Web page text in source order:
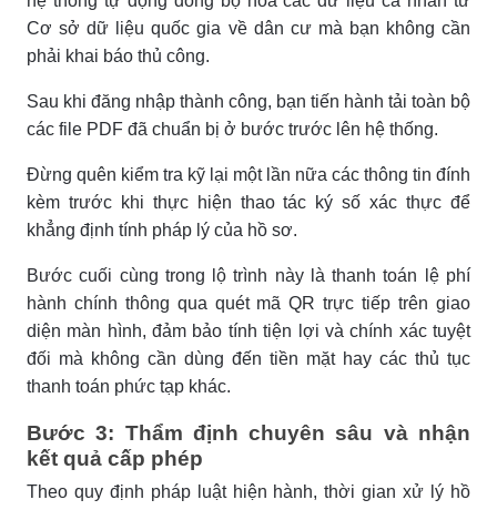
Cơ sở dữ liệu quốc gia về dân cư mà bạn không cần
phải khai báo thủ công.
Sau khi đăng nhập thành công, bạn tiến hành tải toàn bộ
các file PDF đã chuẩn bị ở bước trước lên hệ thống.
Đừng quên kiểm tra kỹ lại một lần nữa các thông tin đính
kèm trước khi thực hiện thao tác ký số xác thực để
khẳng định tính pháp lý của hồ sơ.
Bước cuối cùng trong lộ trình này là thanh toán lệ phí
hành chính thông qua quét mã QR trực tiếp trên giao
diện màn hình, đảm bảo tính tiện lợi và chính xác tuyệt
đối mà không cần dùng đến tiền mặt hay các thủ tục
thanh toán phức tạp khác.
Bước 3: Thẩm định chuyên sâu và nhận
kết quả cấp phép
Theo quy định pháp luật hiện hành, thời gian xử lý hồ